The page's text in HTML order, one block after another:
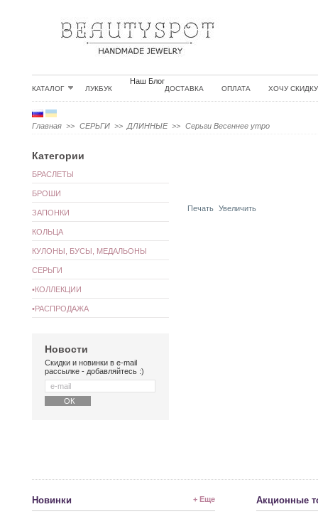
КАТАЛОГ ЛУКБУК
Наш Блог
ДОСТАВКА ОПЛАТА ХОЧУ СКИДКУ
Главная >> СЕРЬГИ >> ДЛИННЫЕ >> Серьги Весеннее утро
Печать Увеличить
Категории
БРАСЛЕТЫ
БРОШИ
ЗАПОНКИ
КОЛЬЦА
КУЛОНЫ, БУСЫ, МЕДАЛЬОНЫ
СЕРЬГИ
•КОЛЛЕКЦИИ
•РАСПРОДАЖА
Новости
Скидки и новинки в e-mail
рассылке - добавляйтесь :)
Новинки + Еще Акционные